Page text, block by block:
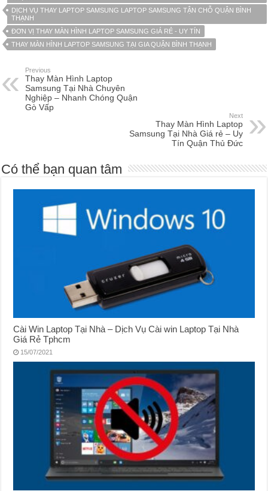
DỊCH VỤ THAY LAPTOP SAMSUNG LAPTOP SAMSUNG TẬN CHỖ QUẬN BÌNH
THẠNH
ĐƠN VỊ THAY MÀN HÌNH LAPTOP SAMSUNG GIÁ RẺ - UY TÍN
THAY MÀN HÌNH LAPTOP SAMSUNG TẠI GIA QUẬN BÌNH THẠNH
Previous
Thay Màn Hình Laptop
Samsung Tại Nhà Chuyên
Nghiệp – Nhanh Chóng Quận
Gò Vấp
Next
Thay Màn Hình Laptop
Samsung Tại Nhà Giá rẻ – Uy
Tín Quận Thủ Đức
Có thể bạn quan tâm
Cài Win Laptop Tại Nhà – Dịch Vụ Cài win Laptop Tại Nhà
Giá Rẻ Tphcm
15/07/2021